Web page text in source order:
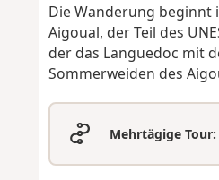
Die Wanderung beginnt
Aigoual, der Teil des
der das Languedoc mit
Sommerweiden des
Mehrtägige Tour: